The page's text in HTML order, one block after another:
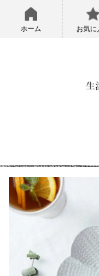
ホーム お気に